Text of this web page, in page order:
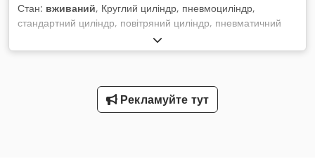
Стан: вживаний, Круглий циліндр, пневмоциліндр,
стандартний циліндр, повітряний циліндр, пневматичний
поршень, повітряний поршень, компактний циліндр, циліндр
з коротким ходом - Хід: 80 мм Credpfx Ajfbtgqsbgjf -
Рекламуйте тут